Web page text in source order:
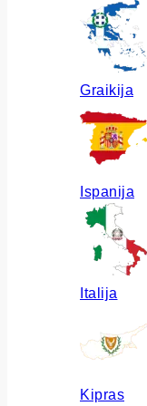
Graikija
Ispanija
Italija
Kipras